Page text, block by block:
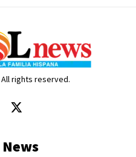
All rights reserved.
News